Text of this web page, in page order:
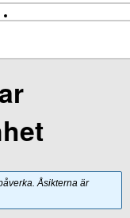
Åsikterna är